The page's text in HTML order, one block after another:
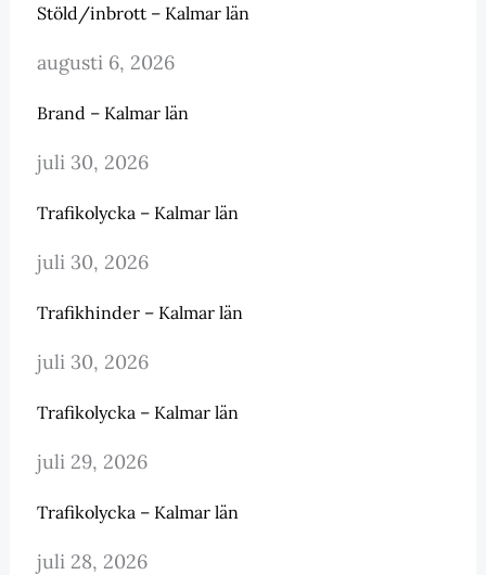
Stöld/inbrott – Kalmar län
augusti 6, 2026
Brand – Kalmar län
juli 30, 2026
Trafikolycka – Kalmar län
juli 30, 2026
Trafikhinder – Kalmar län
juli 30, 2026
Trafikolycka – Kalmar län
juli 29, 2026
Trafikolycka – Kalmar län
juli 28, 2026